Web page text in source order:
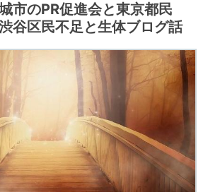
市のPR促進会と東京都民
谷区民不足と生体ブログ話